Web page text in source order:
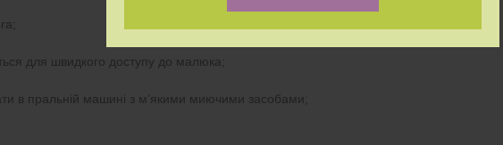
для швидкого доступу до малюка;
в пральній машині з м’якими миючими засобами;